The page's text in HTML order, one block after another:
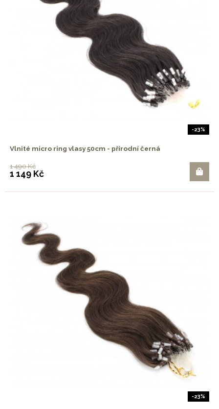
-23%
Vlnité micro ring vlasy 50cm - přírodní černá
1 490 Kč
1 149 Kč
-23%